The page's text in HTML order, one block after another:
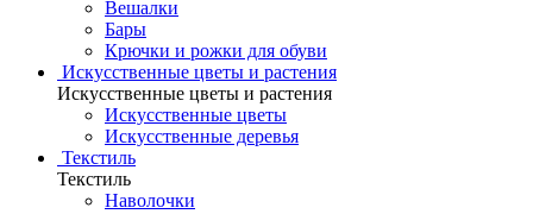
Вешалки
Бары
Крючки и рожки для обуви
Искусственные цветы и растения
Искусственные цветы и растения
Искусственные цветы
Искусcтвенные деревья
Текстиль
Текстиль
Наволочки